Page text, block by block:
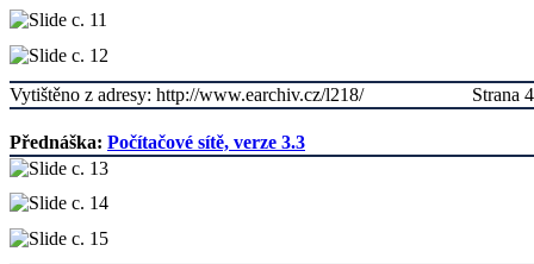
Strana 4
Vytištěno z adresy: http://www.earchiv.cz/l218/
Přednáška: Počítačové sítě, verze 3.3